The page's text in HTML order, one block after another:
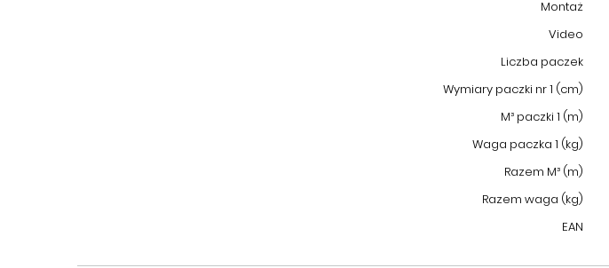
Montaż
Video
Liczba paczek
Wymiary paczki nr 1 (cm)
M³ paczki 1 (m)
Waga paczka 1 (kg)
Razem M³ (m)
Razem waga (kg)
EAN